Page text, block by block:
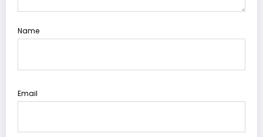
Name
Email